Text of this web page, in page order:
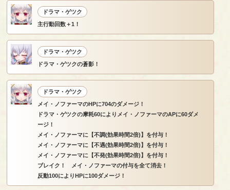
ドラマ・ゲツク
主行動回数＋1！
ドラマ・ゲツク
ドラマ・ゲツクの蒼影！
ドラマ・ゲツク
メイ・ノファーマのHPに704のダメージ！
ドラマ・ゲツクの摩耗60によりメイ・ノファーマのAPに60ダメ
ージ！
メイ・ノファーマに【不調(効果時間2倍)】を付与！
メイ・ノファーマに【不遇(効果時間2倍)】を付与！
メイ・ノファーマに【不発(効果時間2倍)】を付与！
ブレイク！ メイ・ノファーマの付与を全て消去！
反動100によりHPに100ダメージ！